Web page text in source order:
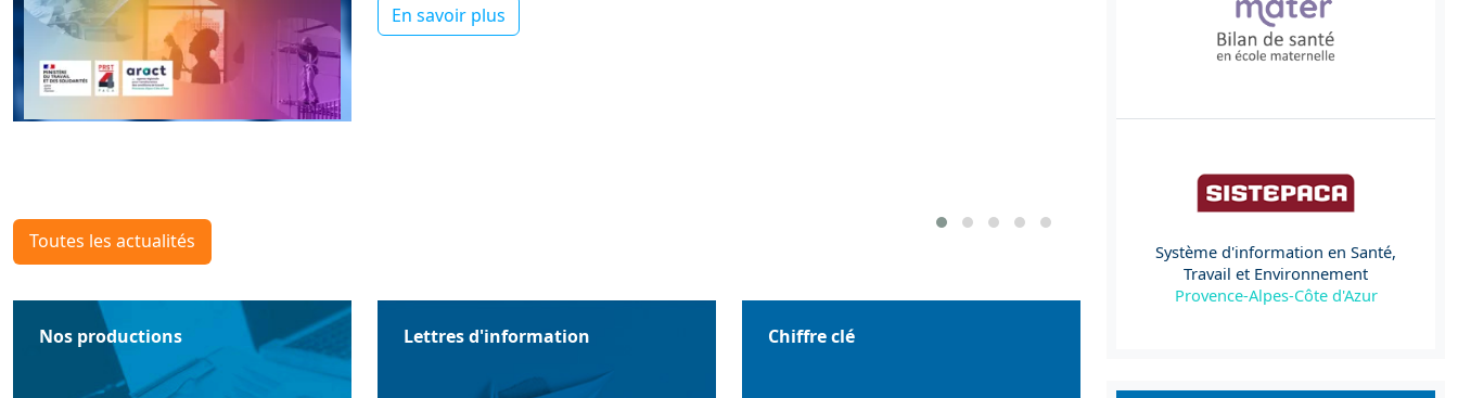
En savoir plus
Toutes les actualités
Nos productions Lettres d'information Chiffre clé
Système d'information en Santé,
Travail et Environnement
Provence-Alpes-Côte d'Azur